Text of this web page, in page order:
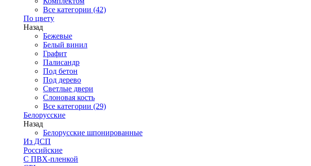
Все категории (42)
По цвету
Назад
Бежевые
Белый винил
Графит
Палисандр
Под бетон
Под дерево
Светлые двери
Слоновая кость
Все категории (29)
Белорусские
Назад
Белорусские шпонированные
Из ДСП
Российские
C ПВХ-пленкой